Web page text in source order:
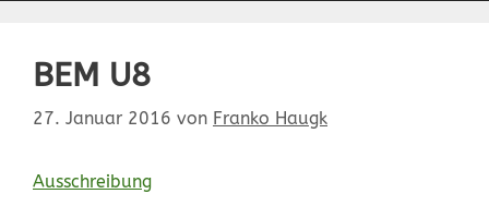
BEM U8
27. Januar 2016 von Franko Haugk
Ausschreibung